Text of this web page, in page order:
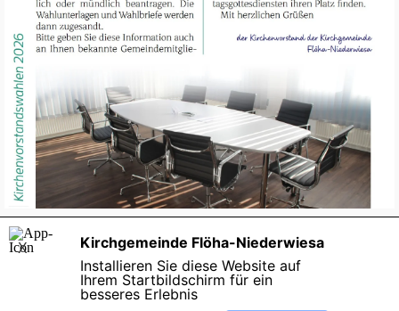
Kirchgemeinde Flöha-Niederwiesa
Dresdner Straße 4 | 09557 Flöha
Fon: 03726-7929027
Kirchgemeinde Flöha-Niederwiesa
Installieren Sie diese Website auf
Ihrem Startbildschirm für ein
besseres Erlebnis
X